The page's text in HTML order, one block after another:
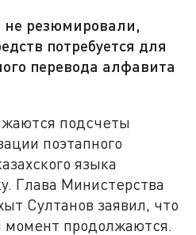
не резюмировали,
потребуется для
перевода алфавита
подсчеты
поэтапного
языка
Глава Министерства
Султанов заявил, что
продолжаются.